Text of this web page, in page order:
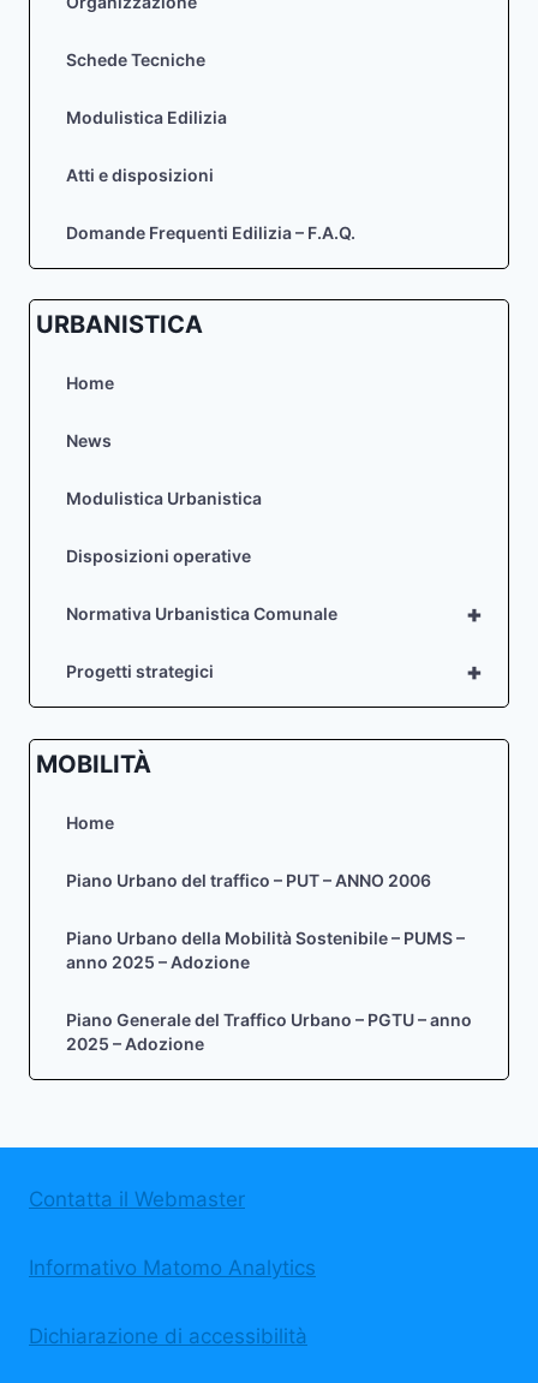
Schede Tecniche
Modulistica Edilizia
Atti e disposizioni
Domande Frequenti Edilizia – F.A.Q.
URBANISTICA
Home
News
Modulistica Urbanistica
Disposizioni operative
+
Normativa Urbanistica Comunale
+
Progetti strategici
MOBILITÀ
Home
Piano Urbano del traffico – PUT – ANNO 2006
Piano Urbano della Mobilità Sostenibile – PUMS –
anno 2025 – Adozione
Piano Generale del Traffico Urbano – PGTU – anno
2025 – Adozione
Contatta il Webmaster
Informativo Matomo Analytics
Dichiarazione di accessibilità